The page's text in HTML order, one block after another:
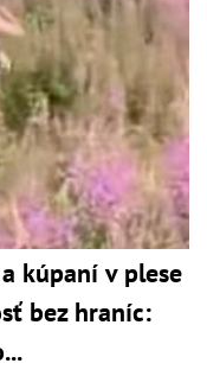
kúpaní v plese
bez hraníc: